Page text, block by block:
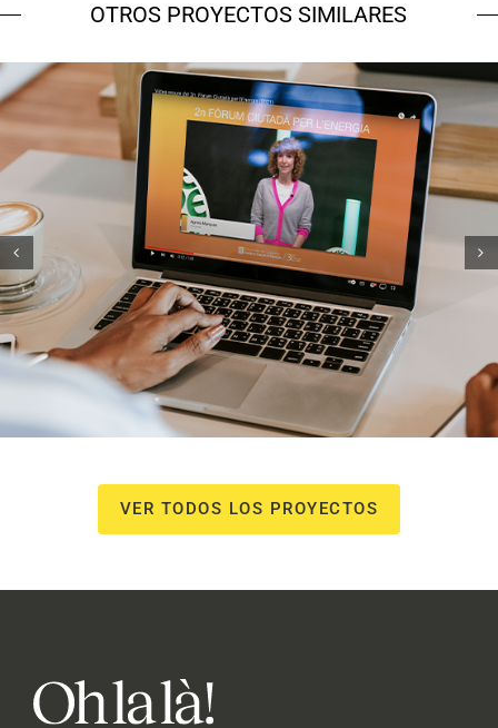
OTROS PROYECTOS SIMILARES
ICAEN
Esdeveniments creatius Estratègia de
comunicació i PR
VER TODOS LOS PROYECTOS